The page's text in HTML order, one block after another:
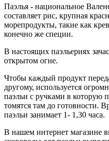
Паэлья - национальное
составляет рис, крупная
морепродукты, такие как
конечно же специи.
В настоящих паэльериях
открытом огне.
Чтобы каждый продукт
другому, используется
паэльи с ручками в которую
томятся там до готовности.
паэльи занимает 1- 1,30 часа.
В нашем интернет магазине